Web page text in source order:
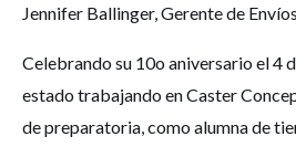
Jennifer Ballinger, Gerente de
Celebrando su 10o aniversario el 4
estado trabajando en Caster
de preparatoria, como alumna de